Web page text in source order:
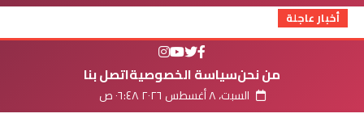
أخبار عاجلة
من نحنسياسة الخصوصيةاتصل بنا
السبت، ٨ أغسطس ٢٠٢٦ ٠٦:٤٨ ص